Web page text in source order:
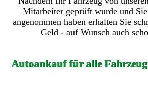
Mitarbeiter geprüft wurde und
angenommen haben erhalten Sie
Geld - auf Wunsch auch
Autoankauf für alle